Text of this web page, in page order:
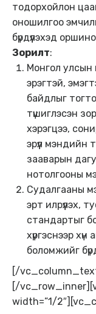
тодорхойлон
оношилгоо
бүрдүүлэхэд
Зорилт:
Монгол улсын
эрэгтэй,
байдлыг
түшиглэсэн
хэрэгцээ,
эрүүл мэндийн
зааварын
нотолгооны
Судалгааны
эрт илрүүлэх,
стандартыг
хүргэснээр
боломжийг
[/
[/
width=”1/